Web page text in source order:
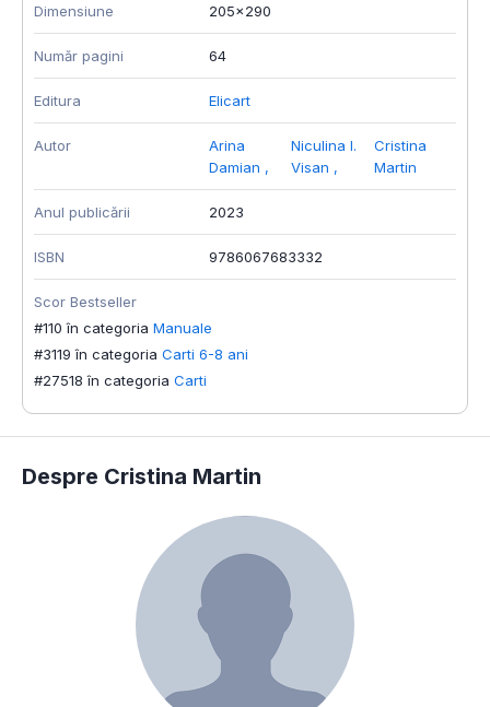
Dimensiune 205x290
Număr pagini 64
Editura Elicart
Autor
Arina
Damian ,
Niculina I.
Visan ,
Cristina
Martin
Anul publicării 2023
ISBN 9786067683332
Scor Bestseller
#110 în categoria Manuale
#3119 în categoria Carti 6-8 ani
#27518 în categoria Carti
Despre Cristina Martin